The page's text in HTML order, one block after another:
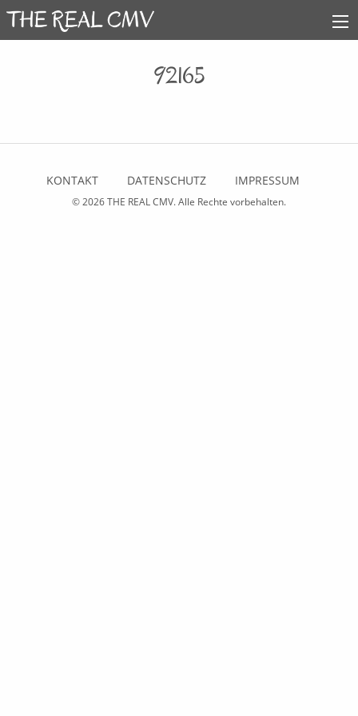
92165
KONTAKT DATENSCHUTZ IMPRESSUM
© 2026THE REAL CMV. Alle Rechte vorbehalten.